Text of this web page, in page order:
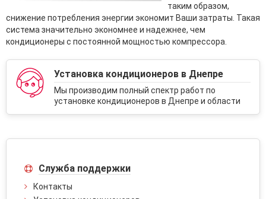
таким образом,
снижение потребления энергии экономит Ваши затраты. Такая
система значительно экономнее и надежнее, чем
кондиционеры с постоянной мощностью компрессора.
Установка кондиционеров в Днепре
Мы производим полный спектр работ по
установке кондиционеров в Днепре и области
Служба поддержки
Контакты